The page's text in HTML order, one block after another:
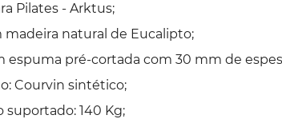
Pilates - Arktus;
madeira natural de Eucalipto;
espuma pré-cortada com 30 mm de
Courvin sintético;
suportado: 140 Kg;